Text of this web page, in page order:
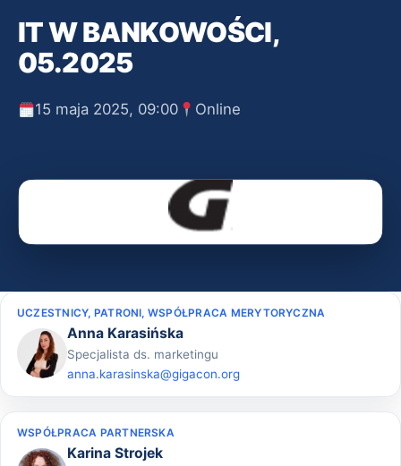
IT W BANKOWOŚCI,
05.2025
15 maja 2025, 09:00 Online
UCZESTNICY, PATRONI, WSPÓŁPRACA MERYTORYCZNA
Anna Karasińska
Specjalista ds. marketingu
anna.karasinska@gigacon.org
WSPÓŁPRACA PARTNERSKA
Karina Strojek